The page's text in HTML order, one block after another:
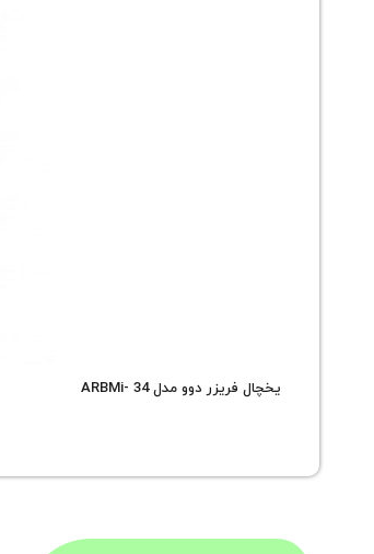
یخچال فریزر دوو مدل ARBMi- 34